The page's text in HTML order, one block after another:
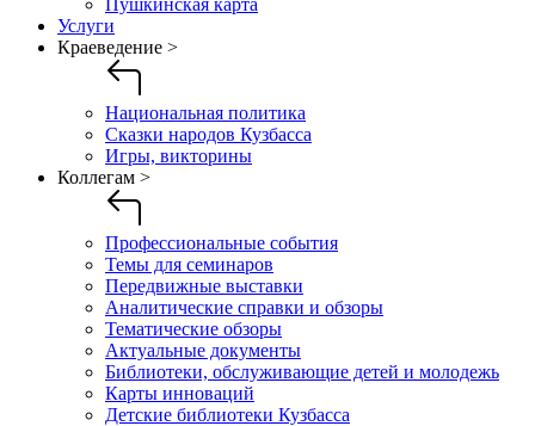
Пушкинская карта
Услуги
Краеведение >
Национальная политика
Сказки народов Кузбасса
Игры, викторины
Коллегам >
Профессиональные события
Темы для семинаров
Передвижные выставки
Аналитические справки и обзоры
Тематические обзоры
Актуальные документы
Библиотеки, обслуживающие детей и молодежь
Карты инноваций
Детские библиотеки Кузбасса